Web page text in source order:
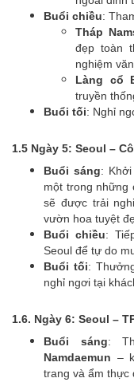
Buổi chiều:
Tháp
đẹp toàn
nghiệm
Làng cổ
truyền
Buổi tối: Nghỉ
1.5 Ngày 5: Seoul –
Buổi sáng:
một trong những
sẽ được trải
vườn hoa tuyệt
Buổi chiều:
Seoul để tự do
Buổi tối:
nghỉ ngơi tại
1.6. Ngày 6: Seoul –
Buổi sáng:
Namdaemun –
trang và ẩm thực